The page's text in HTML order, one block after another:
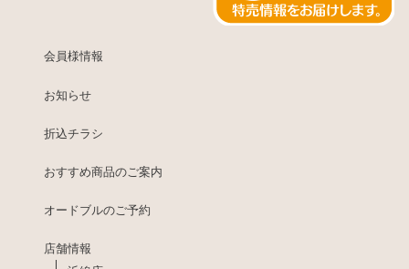
会員様情報
お知らせ
折込チラシ
おすすめ商品のご案内
オードブルのご予約
店舗情報